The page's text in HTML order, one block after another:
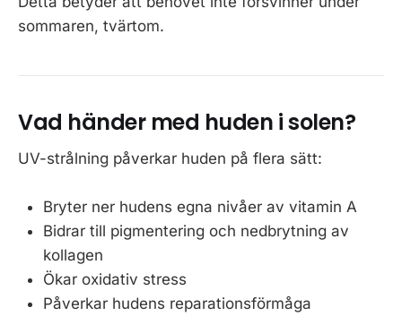
sommaren, tvärtom.
Vad händer med huden i solen?
UV-strålning påverkar huden på flera sätt:
Bryter ner hudens egna nivåer av vitamin A
Bidrar till pigmentering och nedbrytning av
kollagen
Ökar oxidativ stress
Påverkar hudens reparationsförmåga